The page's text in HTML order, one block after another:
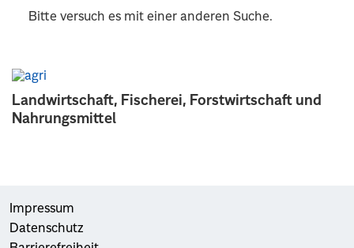
Landwirtschaft, Fischerei, Forstwirtschaft und
Nahrungsmittel
Bitte versuch es mit einer anderen Suche.
Impressum
Datenschutz